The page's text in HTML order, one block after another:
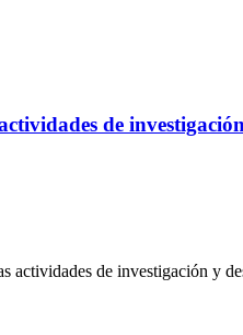
de
de investigación y